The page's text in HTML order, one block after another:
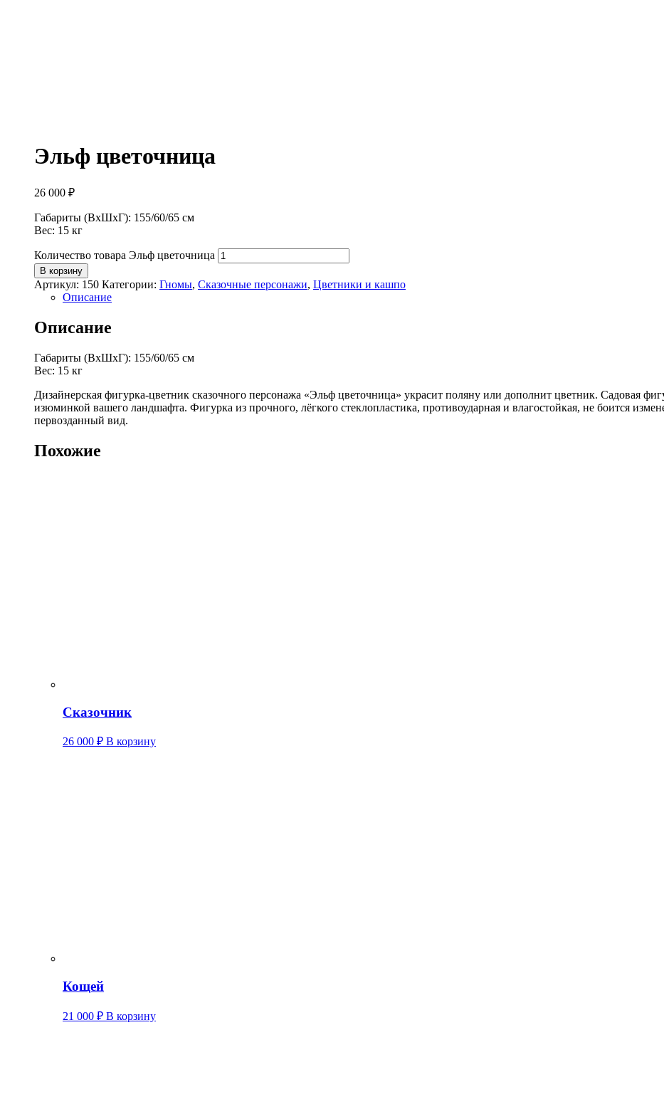
Эльф цветочница
26 000 ₽
Габариты (ВхШхГ): 155/60/65 см
Вес: 15 кг
Количество товара Эльф цветочница
В корзину
Артикул: 150 Категории: Гномы, Сказочные персонажи, Цветники и кашпо
Описание
Описание
Габариты (ВхШхГ): 155/60/65 см
Вес: 15 кг
Дизайнерская фигурка-цветник сказочного персонажа «Эльф цветочница» украсит поляну или дополнит цветник. Садовая
изюминкой вашего ландшафта. Фигурка из прочного, лёгкого стеклопластика, противоударная и влагостойкая, не боится
первозданный вид.
Похожие
Сказочник
26 000 ₽ В корзину
Кощей
21 000 ₽ В корзину